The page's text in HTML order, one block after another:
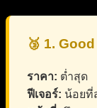
🥉 1.
ราคา: ต่ำสุด
ฟีเจอร์: น้อยที่